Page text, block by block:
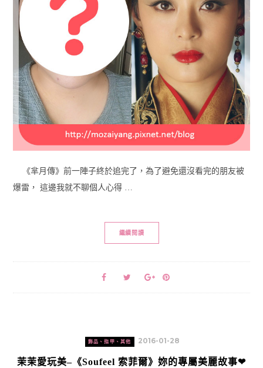
《芈月傳》前一陣子終於追完了，為了避免還沒看完的朋友被
爆雷， 這邊我就不聊個人心得 …
繼續閱讀
飾品、指甲、其他 2016-01-28
茉茉愛玩美–《Soufeel 索菲爾》妳的專屬美麗故事❤